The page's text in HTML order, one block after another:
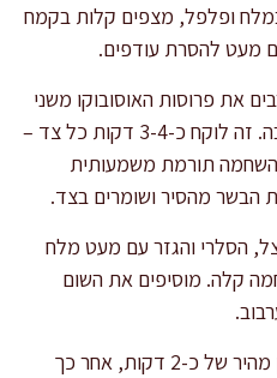
ופלפל, מצפים קלות בקמח
מעט להסרת עודפים.
את פרוסות האוסובוקו משני
הצדדים להשחמה יפה וזהובה. זה לוקח כ-3-4 דקות כל צד –
תורמת משמעותית
הבשר מהסיר ושומרים בצד.
הסלרי והגזר עם מעט מלח
קלה. מוסיפים את השום
מוסיפים רסק עגבניות וטיגון מהיר של כ-2 דקות, אחר כך